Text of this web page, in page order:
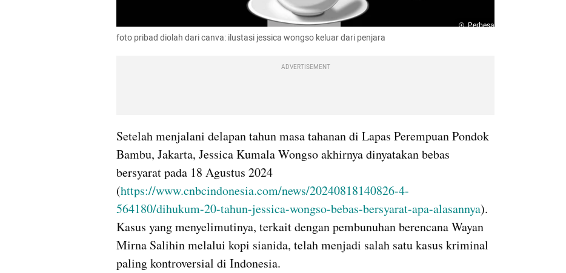
Perbesar
foto pribad diolah dari canva: ilustasi jessica wongso keluar dari penjara
ADVERTISEMENT
Setelah menjalani delapan tahun masa tahanan di Lapas Perempuan Pondok
Bambu, Jakarta, Jessica Kumala Wongso akhirnya dinyatakan bebas
bersyarat pada 18 Agustus 2024
(https://www.cnbcindonesia.com/news/20240818140826-4-
564180/dihukum-20-tahun-jessica-wongso-bebas-bersyarat-apa-alasannya).
Kasus yang menyelimutinya, terkait dengan pembunuhan berencana Wayan
Mirna Salihin melalui kopi sianida, telah menjadi salah satu kasus kriminal
paling kontroversial di Indonesia.